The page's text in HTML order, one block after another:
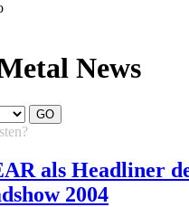
News
als Headliner
2004